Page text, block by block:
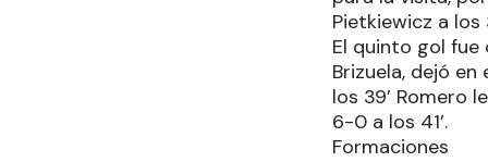
Pietkiewicz a los
El quinto gol fue
Brizuela, dejó
los 39’ Romero
6-0 a los 41’.
Formaciones